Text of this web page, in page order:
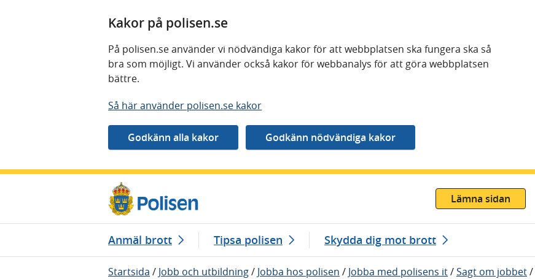
Kakor på polisen.se
På polisen.se använder vi nödvändiga kakor för att webbplatsen ska fungera ska så
bra som möjligt. Vi använder också kakor för webbanalys för att göra webbplatsen
bättre.
Så här använder polisen.se kakor
Lämna sidan
Anmäl brott Tipsa polisen Skydda dig mot brott
Startsida / Jobb och utbildning/ Jobba hos polisen / Jobba med polisens it/Sagt om jobbet/